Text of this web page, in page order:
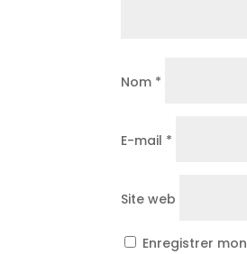
Nom *
E-mail *
Site web
Enregistrer